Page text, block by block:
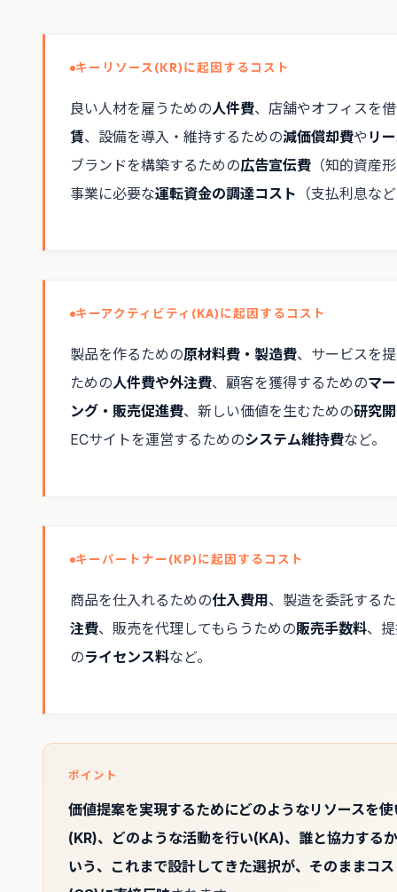
キーリソース(KR)に起因するコスト
良い人材を雇うための人件費、店舗やオフィスを
賃、設備を導入・維持するための減価償却費や リ
ブランドを構築するための広告宣伝費 （知的資産
事業に必要な運転資金の調達コスト （支払利息な
キーアクティビティ(KA)に起因するコスト
製品を作るための原材料費・製造費、サービスを
ための人件費や外注費、顧客を獲得するためのマ
ング・販売促進費、新しい価値を生むための研究
ECサイトを運営するためのシステム維持費など。
キーパートナー(KP)に起因するコスト
商品を仕入れるための仕入費用、製造を委託する
注費、販売を代理してもらうための販売手数料、
のライセンス料など。
ポイント
価値提案を実現するためにどのようなリソースを使
(KR)、どのような活動を行い(KA)、誰と協力する
いう、これまで設計してきた選択が、そのままコ